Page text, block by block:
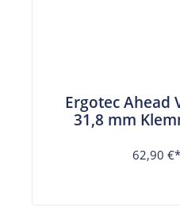
Ergotec Ahead
31,8 mm
62,90 €*